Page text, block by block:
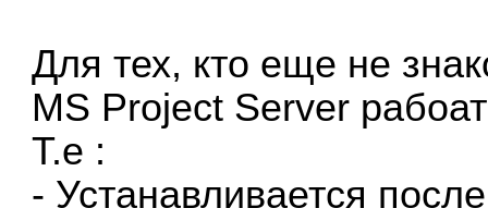
Для тех, кто еще не
MS Project Server
Т.е :
- Устанавливается